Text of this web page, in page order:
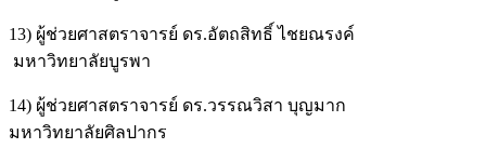
13) ผู้ช่วยศาสตราจารย์ ดร.อัตถสิทธิ์ ไชยณรงค์
มหาวิทยาลัยบูรพา
14) ผู้ช่วยศาสตราจารย์ ดร.วรรณวิสา บุญมาก
มหาวิทยาลัยศิลปากร